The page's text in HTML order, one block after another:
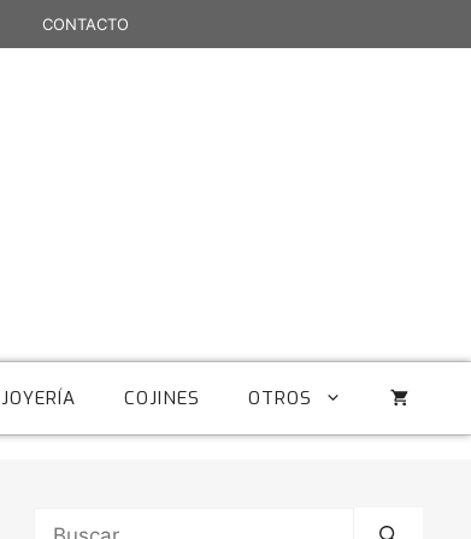
CONTACTO
JOYERÍA COJINES OTROS
Buscar: